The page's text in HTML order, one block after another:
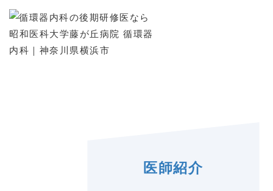
医師紹介